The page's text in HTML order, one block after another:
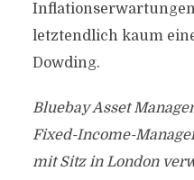
letztendlich kaum
Dowding.
Bluebay Asset
Fixed-Income-
mit Sitz in London